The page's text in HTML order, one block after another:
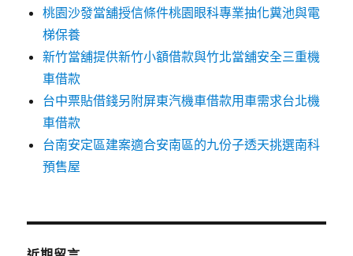
桃園沙發當舖授信條件桃園眼科專業抽化糞池與電
梯保養
新竹當舖提供新竹小額借款與竹北當舖安全三重機
車借款
台中票貼借錢另附屏東汽機車借款用車需求台北機
車借款
台南安定區建案適合安南區的九份子透天挑選南科
預售屋